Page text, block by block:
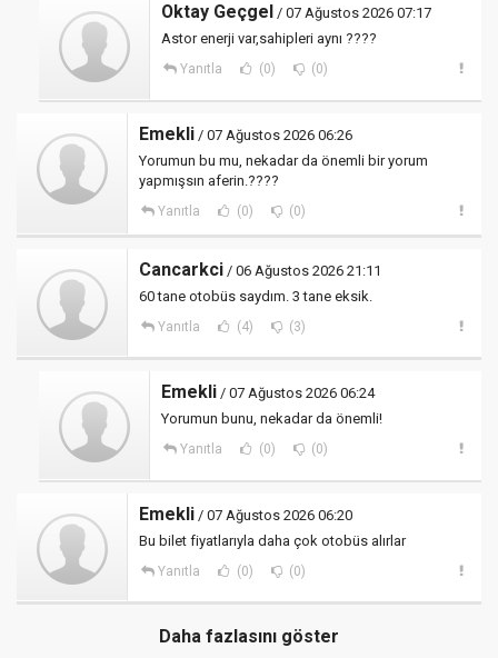
Oktay Geçgel / 07 Ağustos 2026 07:17
Astor enerji var,sahipleri aynı ????
Yanıtla (0) (0)
Emekli / 07 Ağustos 2026 06:26
Yorumun bu mu, nekadar da önemli bir yorum
yapmışsın aferin.????
Yanıtla (0) (0)
Cancarkci / 06 Ağustos 2026 21:11
60 tane otobüs saydım. 3 tane eksik.
Yanıtla (4) (3)
Emekli / 07 Ağustos 2026 06:24
Yorumun bunu, nekadar da önemli!
Yanıtla (0) (0)
Emekli / 07 Ağustos 2026 06:20
Bu bilet fiyatlarıyla daha çok otobüs alırlar
Yanıtla (0) (0)
Daha fazlasını göster